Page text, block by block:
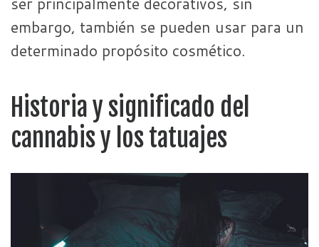
embargo, también se pueden usar para un
determinado propósito cosmético.
Historia y significado del
cannabis y los tatuajes